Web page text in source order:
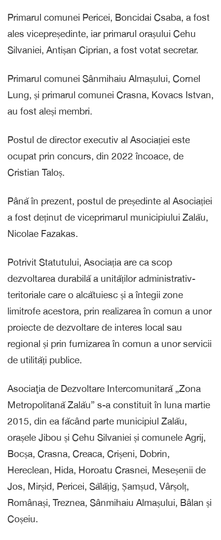
Primarul comunei Pericei, Boncidai Csaba, a fost
ales vicepreședinte, iar primarul orașului Cehu
Silvaniei, Antișan Ciprian, a fost votat secretar.
Primarul comunei Sânmihaiu Almașului, Cornel
Lung, și primarul comunei Crasna, Kovacs Istvan,
au fost aleși membri.
Postul de director executiv al Asociației este
ocupat prin concurs, din 2022 încoace, de
Cristian Taloș.
Până în prezent, postul de președinte al Asociației
a fost deținut de viceprimarul municipiului Zalău,
Nicolae Fazakas.
Potrivit Statutului, Asociația are ca scop
dezvoltarea durabilă a unităților administrativ-
teritoriale care o alcătuiesc și a întegii zone
limitrofe acestora, prin realizarea în comun a unor
proiecte de dezvoltare de interes local sau
regional și prin furnizarea în comun a unor servicii
de utilități publice.
Asociaţia de Dezvoltare Intercomunitară „Zona
Metropolitană Zalău” s-a constituit în luna martie
2015, din ea făcând parte municipiul Zalău,
orașele Jibou și Cehu Silvaniei și comunele Agrij,
Bocșa, Crasna, Creaca, Crișeni, Dobrin,
Hereclean, Hida, Horoatu Crasnei, Meseșenii de
Jos, Mirșid, Pericei, Sălățig, Șamșud, Vârșolț,
Românași, Treznea, Sânmihaiu Almașului, Bâlan și
Coșeiu.